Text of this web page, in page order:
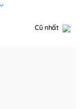
Cũ nhất